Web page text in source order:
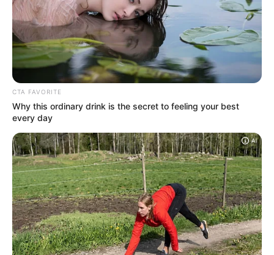
Remember Them? These '90s Couples
Defined An Era—See The Complete List
BRAINBERRIES
Why this ordinary drink is the secret to feeling
your best every day
CTA FAVORITE